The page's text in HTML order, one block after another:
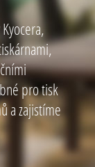
pro tisk
a zajistíme